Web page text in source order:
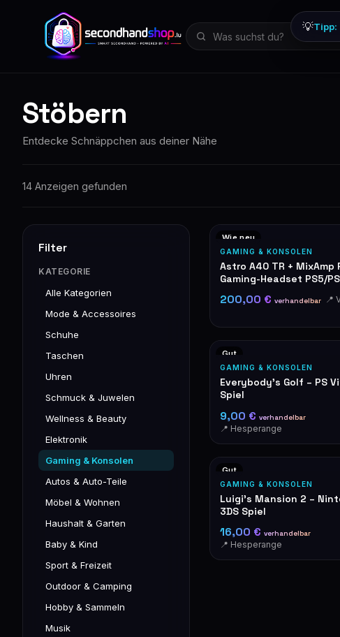
💡Tipp:
Stöbern
Entdecke Schnäppchen aus deiner Nähe
14 Anzeigen gefunden
Filter
KATEGORIE
Alle Kategorien
Mode & Accessoires
Schuhe
Taschen
Uhren
Schmuck & Juwelen
Wellness & Beauty
Elektronik
Gaming & Konsolen
Autos & Auto-Teile
Möbel & Wohnen
Haushalt & Garten
Baby & Kind
Sport & Freizeit
Outdoor & Camping
Hobby & Sammeln
Musik
Wie neu
GAMING & KONSOLEN
Astro A40 TR + MixAmp
Gaming-Headset PS5/
200,00 € verhandelbar 📍
Gut
GAMING & KONSOLEN
Everybody's Golf – PS
Spiel
9,00 € verhandelbar
📍 Hesperange
Gut
GAMING & KONSOLEN
Luigi's Mansion 2 –
3DS Spiel
16,00 € verhandelbar
📍 Hesperange